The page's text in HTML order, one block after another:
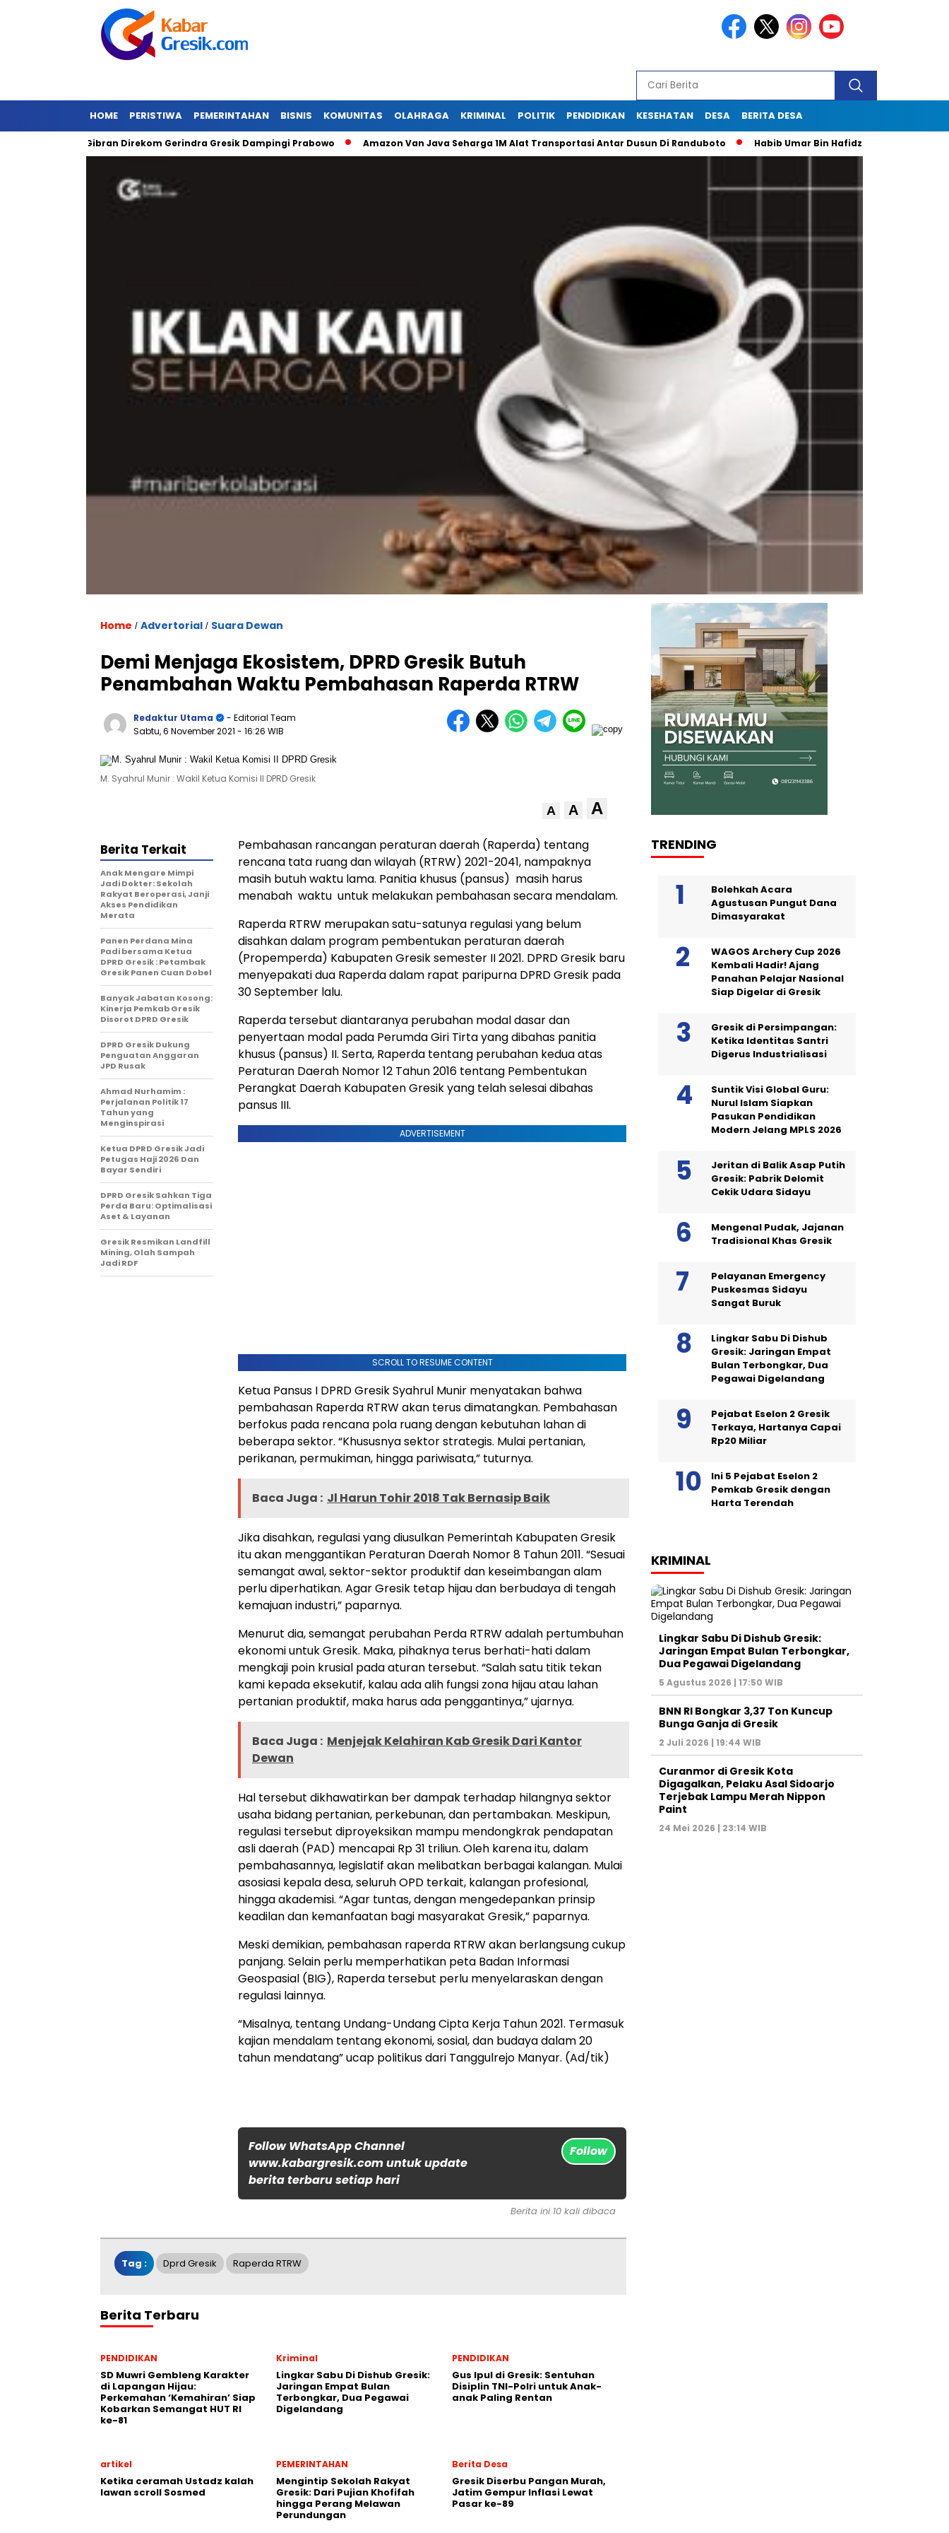
HOME PERISTIWA PEMERINTAHAN BISNIS KOMUNITAS OLAHRAGA KRIMINAL POLITIK PENDIDIKAN KESEHATAN DESA BERITA DESA
Gibran Direkom Gerindra Gresik Dampingi Prabowo Amazon Van Java Seharga 1M Alat Transportasi Antar Dusun Di Randuboto Habib Umar Bin Hafidz Ingatkan Warga Gresik
Home / Advertorial / Suara Dewan
Demi Menjaga Ekosistem, DPRD Gresik Butuh
Penambahan Waktu Pembahasan Raperda RTRW
Redaktur Utama
- Editorial Team
Sabtu, 6 November 2021 - 16:26 WIB
M. Syahrul Munir : Wakil Ketua Komisi II DPRD Gresik
A A A
Pembahasan rancangan peraturan daerah (Raperda) tentang
rencana tata ruang dan wilayah (RTRW) 2021-2041, nampaknya
masih butuh waktu lama. Panitia khusus (pansus) masih harus
menabah waktu untuk melakukan pembahasan secara mendalam.
Raperda RTRW merupakan satu-satunya regulasi yang belum
disahkan dalam program pembentukan peraturan daerah
(Propemperda) Kabupaten Gresik semester II 2021. DPRD Gresik baru
menyepakati dua Raperda dalam rapat paripurna DPRD Gresik pada
30 September lalu.
Raperda tersebut diantaranya perubahan modal dasar dan
penyertaan modal pada Perumda Giri Tirta yang dibahas panitia
khusus (pansus) II. Serta, Raperda tentang perubahan kedua atas
Peraturan Daerah Nomor 12 Tahun 2016 tentang Pembentukan
Perangkat Daerah Kabupaten Gresik yang telah selesai dibahas
pansus III.
ADVERTISEMENT
SCROLL TO RESUME CONTENT
Ketua Pansus I DPRD Gresik Syahrul Munir menyatakan bahwa
pembahasan Raperda RTRW akan terus dimatangkan. Pembahasan
berfokus pada rencana pola ruang dengan kebutuhan lahan di
beberapa sektor. “Khususnya sektor strategis. Mulai pertanian,
perikanan, permukiman, hingga pariwisata,” tuturnya.
Baca Juga : Jl Harun Tohir 2018 Tak Bernasip Baik
Jika disahkan, regulasi yang diusulkan Pemerintah Kabupaten Gresik
itu akan menggantikan Peraturan Daerah Nomor 8 Tahun 2011. “Sesuai
semangat awal, sektor-sektor produktif dan keseimbangan alam
perlu diperhatikan. Agar Gresik tetap hijau dan berbudaya di tengah
kemajuan industri,” paparnya.
Menurut dia, semangat perubahan Perda RTRW adalah pertumbuhan
ekonomi untuk Gresik. Maka, pihaknya terus berhati-hati dalam
mengkaji poin krusial pada aturan tersebut. “Salah satu titik tekan
kami kepada eksekutif, kalau ada alih fungsi zona hijau atau lahan
pertanian produktif, maka harus ada penggantinya,” ujarnya.
Baca Juga : Menjejak Kelahiran Kab Gresik Dari Kantor
Dewan
Hal tersebut dikhawatirkan ber dampak terhadap hilangnya sektor
usaha bidang pertanian, perkebunan, dan pertambakan. Meskipun,
regulasi tersebut diproyeksikan mampu mendongkrak pendapatan
asli daerah (PAD) mencapai Rp 31 triliun. Oleh karena itu, dalam
pembahasannya, legislatif akan melibatkan berbagai kalangan. Mulai
asosiasi kepala desa, seluruh OPD terkait, kalangan profesional,
hingga akademisi. “Agar tuntas, dengan mengedepankan prinsip
keadilan dan kemanfaatan bagi masyarakat Gresik,” paparnya.
Meski demikian, pembahasan raperda RTRW akan berlangsung cukup
panjang. Selain perlu memperhatikan peta Badan Informasi
Geospasial (BIG), Raperda tersebut perlu menyelaraskan dengan
regulasi lainnya.
“Misalnya, tentang Undang-Undang Cipta Kerja Tahun 2021. Termasuk
kajian mendalam tentang ekonomi, sosial, dan budaya dalam 20
tahun mendatang” ucap politikus dari Tanggulrejo Manyar. (Ad/tik)
Follow WhatsApp Channel
www.kabargresik.com untuk update
berita terbaru setiap hari
Follow
Berita Terkait
Anak Mengare Mimpi
Jadi Dokter: Sekolah
Rakyat Beroperasi, Janji
Akses Pendidikan
Merata
Panen Perdana Mina
Padi bersama Ketua
DPRD Gresik : Petambak
Gresik Panen Cuan Dobel
Banyak Jabatan Kosong:
Kinerja Pemkab Gresik
Disorot DPRD Gresik
DPRD Gresik Dukung
Penguatan Anggaran
JPD Rusak
Ahmad Nurhamim :
Perjalanan Politik 17
Tahun yang
Menginspirasi
Ketua DPRD Gresik Jadi
Petugas Haji 2026 Dan
Bayar Sendiri
DPRD Gresik Sahkan Tiga
Perda Baru: Optimalisasi
Aset & Layanan
Gresik Resmikan Landfill
Mining, Olah Sampah
Jadi RDF
Berita ini 10 kali dibaca
Tag : Dprd Gresik Raperda RTRW
Berita Terbaru
PENDIDIKAN
SD Muwri Gembleng Karakter
di Lapangan Hijau:
Perkemahan ‘Kemahiran’ Siap
Kobarkan Semangat HUT RI
ke-81
Kriminal
Lingkar Sabu Di Dishub Gresik:
Jaringan Empat Bulan
Terbongkar, Dua Pegawai
Digelandang
PENDIDIKAN
Gus Ipul di Gresik: Sentuhan
Disiplin TNI-Polri untuk Anak-
anak Paling Rentan
artikel
Ketika ceramah Ustadz kalah
lawan scroll Sosmed
PEMERINTAHAN
Mengintip Sekolah Rakyat
Gresik: Dari Pujian Khofifah
hingga Perang Melawan
Perundungan
Berita Desa
Gresik Diserbu Pangan Murah,
Jatim Gempur Inflasi Lewat
Pasar ke-89
TRENDING
Bolehkah Acara
Agustusan Pungut Dana
Dimasyarakat
WAGOS Archery Cup 2026
Kembali Hadir! Ajang
Panahan Pelajar Nasional
Siap Digelar di Gresik
Gresik di Persimpangan:
Ketika Identitas Santri
Digerus Industrialisasi
Suntik Visi Global Guru:
Nurul Islam Siapkan
Pasukan Pendidikan
Modern Jelang MPLS 2026
Jeritan di Balik Asap Putih
Gresik: Pabrik Delomit
Cekik Udara Sidayu
Mengenal Pudak, Jajanan
Tradisional Khas Gresik
Pelayanan Emergency
Puskesmas Sidayu
Sangat Buruk
Lingkar Sabu Di Dishub
Gresik: Jaringan Empat
Bulan Terbongkar, Dua
Pegawai Digelandang
Pejabat Eselon 2 Gresik
Terkaya, Hartanya Capai
Rp20 Miliar
Ini 5 Pejabat Eselon 2
Pemkab Gresik dengan
Harta Terendah
KRIMINAL
Lingkar Sabu Di Dishub Gresik:
Jaringan Empat Bulan Terbongkar,
Dua Pegawai Digelandang
5 Agustus 2026 | 17:50 WIB
BNN RI Bongkar 3,37 Ton Kuncup
Bunga Ganja di Gresik
2 Juli 2026 | 19:44 WIB
Curanmor di Gresik Kota
Digagalkan, Pelaku Asal Sidoarjo
Terjebak Lampu Merah Nippon
Paint
24 Mei 2026 | 23:14 WIB